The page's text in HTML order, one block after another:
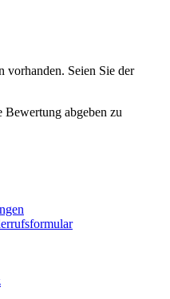
vorhanden. Seien Sie der
Bewertung abgeben zu